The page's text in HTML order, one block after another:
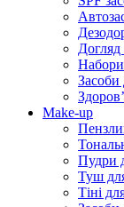
Догляд
Набори
Засоби
Make-up
Пудри
Туш
Тіні